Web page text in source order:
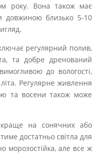
року. Вона також має
довжиною близько 5-10
регулярний полив,
та добре дренований
до вологості,
Регулярне живлення
та восени також може
на сонячних або
достатньо світла для
морозостійка, але все ж